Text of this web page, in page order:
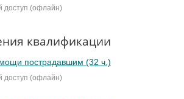
доступ (офлайн)
квалификации
пострадавшим (32 ч.)
доступ (офлайн)